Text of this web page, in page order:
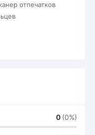
отпечатков
0 (0%)